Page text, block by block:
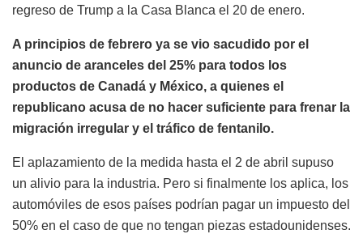
regreso de Trump a la Casa Blanca el 20 de enero.
A principios de febrero ya se vio sacudido por el
anuncio de aranceles del 25% para todos los
productos de Canadá y México, a quienes el
republicano acusa de no hacer suficiente para frenar la
migración irregular y el tráfico de fentanilo.
El aplazamiento de la medida hasta el 2 de abril supuso
un alivio para la industria. Pero si finalmente los aplica, los
automóviles de esos países podrían pagar un impuesto del
50% en el caso de que no tengan piezas estadounidenses.